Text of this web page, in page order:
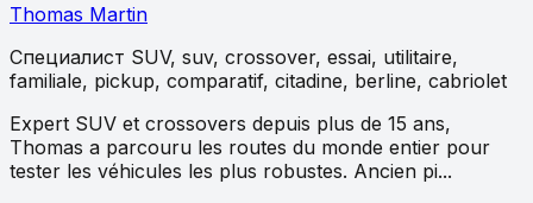
Thomas Martin
Специалист SUV, suv, crossover, essai, utilitaire,
familiale, pickup, comparatif, citadine, berline, cabriolet
Expert SUV et crossovers depuis plus de 15 ans,
Thomas a parcouru les routes du monde entier pour
tester les véhicules les plus robustes. Ancien pi...